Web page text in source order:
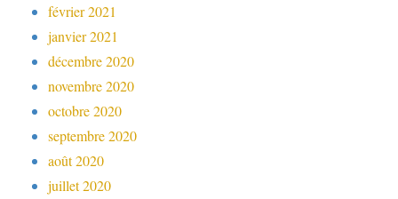
février 2021
janvier 2021
décembre 2020
novembre 2020
octobre 2020
septembre 2020
août 2020
juillet 2020